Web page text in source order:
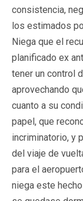
consistencia,
los estimados
Niega que el
planificado ex
tener un control
aprovechando
cuanto a su
papel, que
incriminatorio, y
del viaje de
para el
niega este